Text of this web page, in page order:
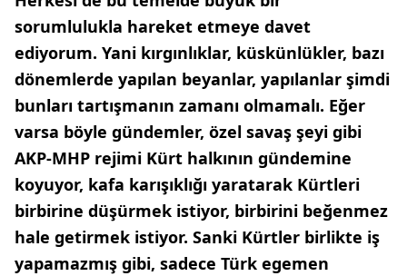
sorumlulukla hareket etmeye davet
ediyorum. Yani kırgınlıklar, küskünlükler, bazı
dönemlerde yapılan beyanlar, yapılanlar şimdi
bunları tartışmanın zamanı olmamalı. Eğer
varsa böyle gündemler, özel savaş şeyi gibi
AKP-MHP rejimi Kürt halkının gündemine
koyuyor, kafa karışıklığı yaratarak Kürtleri
birbirine düşürmek istiyor, birbirini beğenmez
hale getirmek istiyor. Sanki Kürtler birlikte iş
yapamazmış gibi, sadece Türk egemen